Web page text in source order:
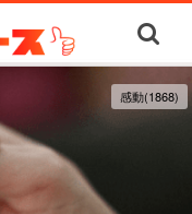
感動(1868)